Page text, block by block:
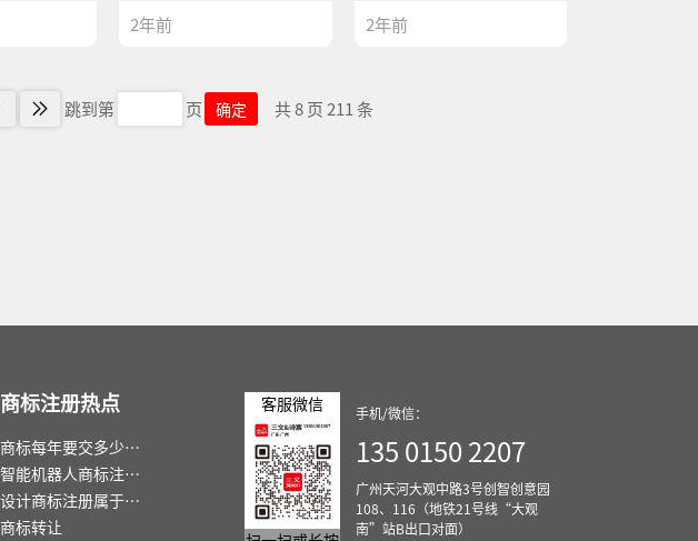
2年前 2年前
跳到第 页 确定 共 8 页 211 条
商标注册热点
商标每年要交多少
钱？
智能机器人商标注册
属于哪一类？
设计商标注册属于哪
一类？
商标转让
客服微信 手机/微信：
135 0150 2207
广州天河大观中路3号创智创意园
108、116（地铁21号线“大观
南”站B出口对面）